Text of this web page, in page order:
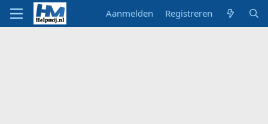
Aanmelden Registreren